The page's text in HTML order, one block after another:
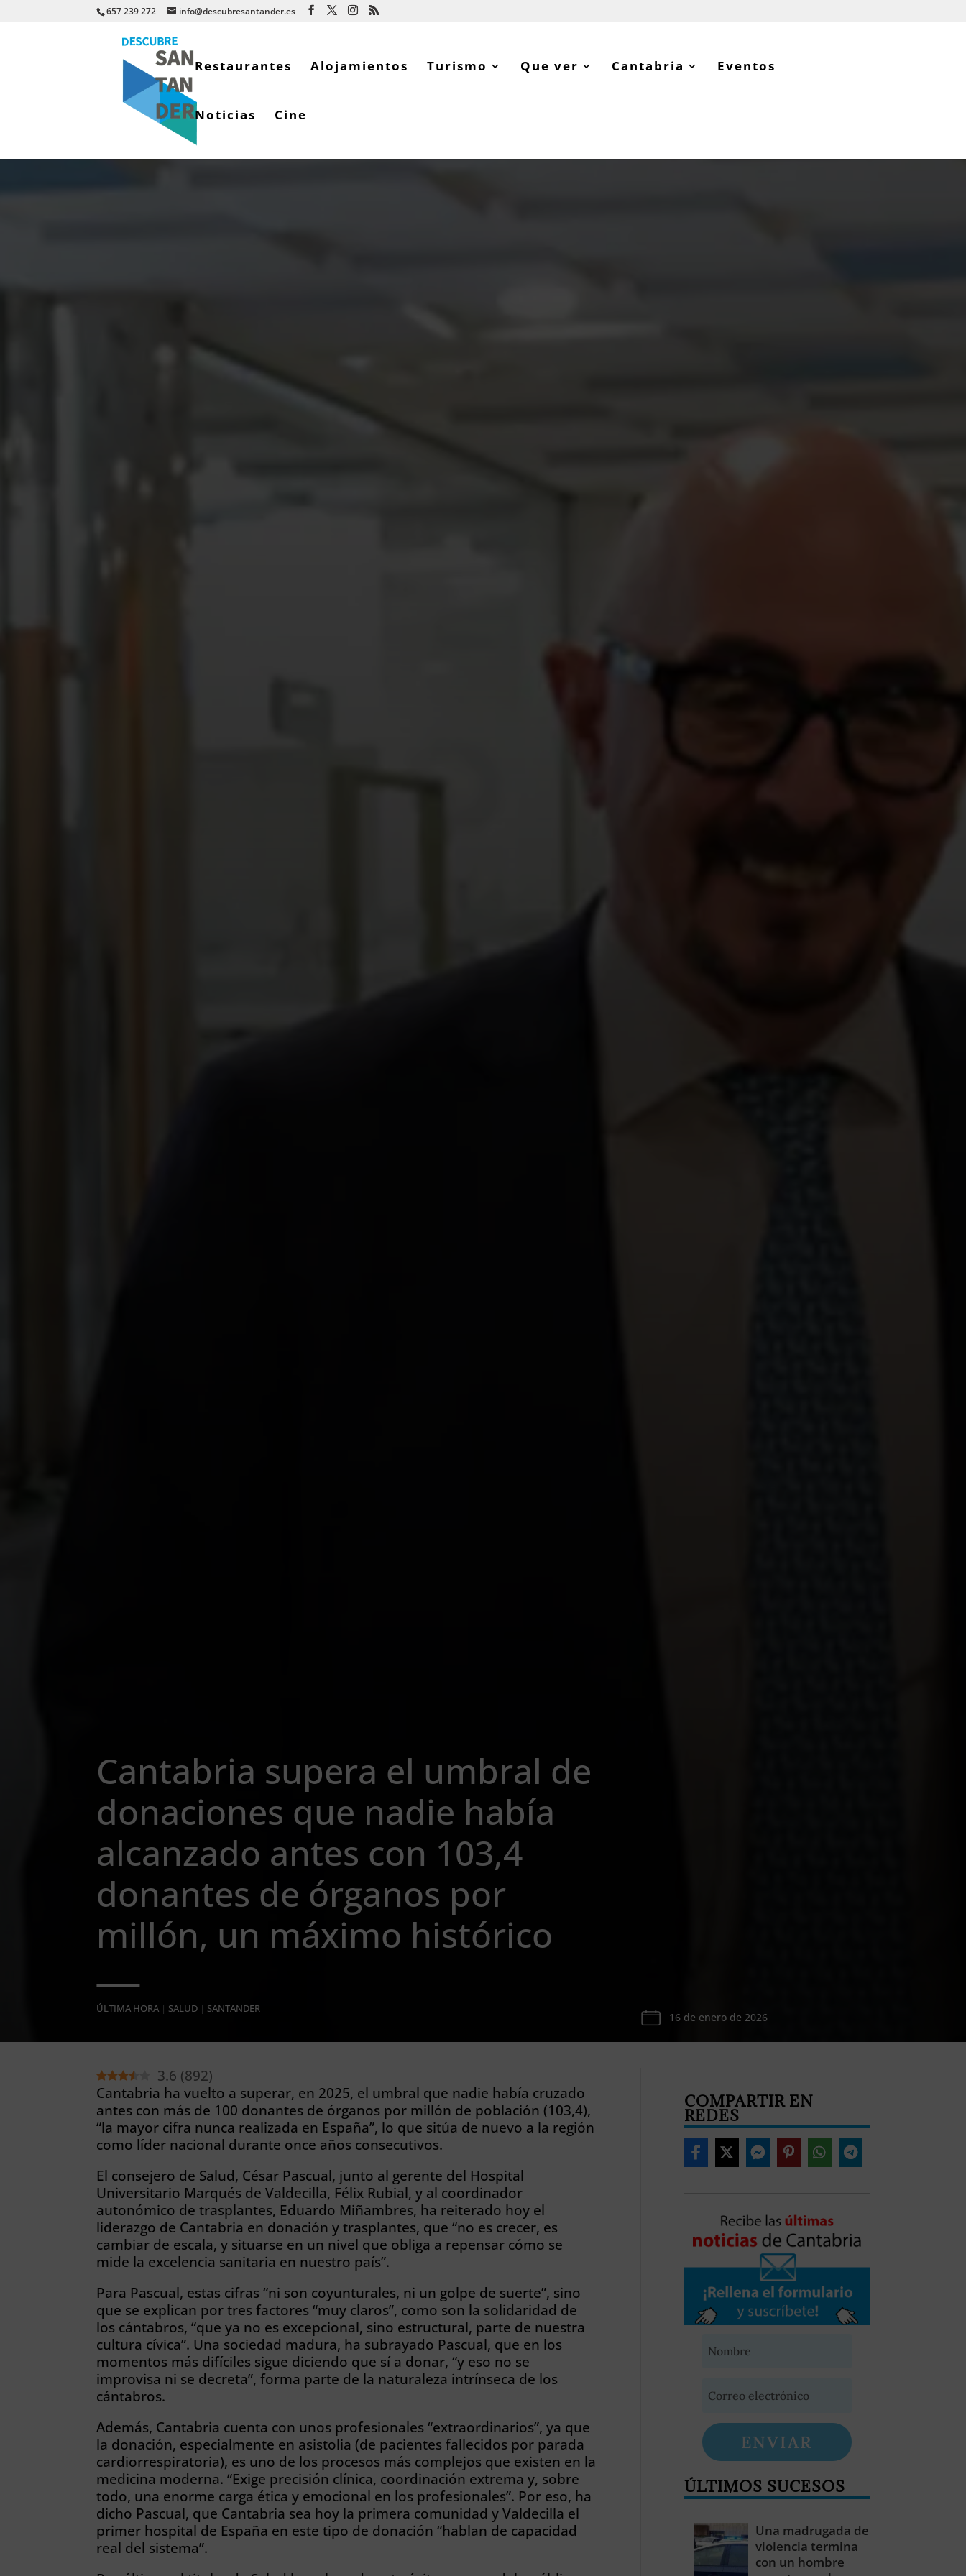
657 239 272 info@descubresantander.es
Restaurantes Alojamientos Turismo Que ver Cantabria Eventos
Noticias Cine
Cantabria supera el umbral de
donaciones que nadie había
alcanzado antes con 103,4
donantes de órganos por
millón, un máximo histórico
ÚLTIMA HORA | SALUD | SANTANDER
16 de enero de 2026
3.6 (892)
Cantabria ha vuelto a superar, en 2025, el umbral que nadie había cruzado
antes con más de 100 donantes de órganos por millón de población (103,4),
“la mayor cifra nunca realizada en España”, lo que sitúa de nuevo a la región
como líder nacional durante once años consecutivos.
El consejero de Salud, César Pascual, junto al gerente del Hospital
Universitario Marqués de Valdecilla, Félix Rubial, y al coordinador
autonómico de trasplantes, Eduardo Miñambres, ha reiterado hoy el
liderazgo de Cantabria en donación y trasplantes, que “no es crecer, es
cambiar de escala, y situarse en un nivel que obliga a repensar cómo se
mide la excelencia sanitaria en nuestro país”.
Para Pascual, estas cifras “ni son coyunturales, ni un golpe de suerte”, sino
que se explican por tres factores “muy claros”, como son la solidaridad de
los cántabros, “que ya no es excepcional, sino estructural, parte de nuestra
cultura cívica”. Una sociedad madura, ha subrayado Pascual, que en los
momentos más difíciles sigue diciendo que sí a donar, “y eso no se
improvisa ni se decreta”, forma parte de la naturaleza intrínseca de los
cántabros.
Además, Cantabria cuenta con unos profesionales “extraordinarios”, ya que
la donación, especialmente en asistolia (de pacientes fallecidos por parada
cardiorrespiratoria), es uno de los procesos más complejos que existen en la
medicina moderna. “Exige precisión clínica, coordinación extrema y, sobre
todo, una enorme carga ética y emocional en los profesionales”. Por eso, ha
dicho Pascual, que Cantabria sea hoy la primera comunidad y Valdecilla el
primer hospital de España en este tipo de donación “hablan de capacidad
real del sistema”.
COMPARTIR EN
REDES
ENVIAR
ÚLTIMOS SUCESOS
Una madrugada de
violencia termina
con un hombre